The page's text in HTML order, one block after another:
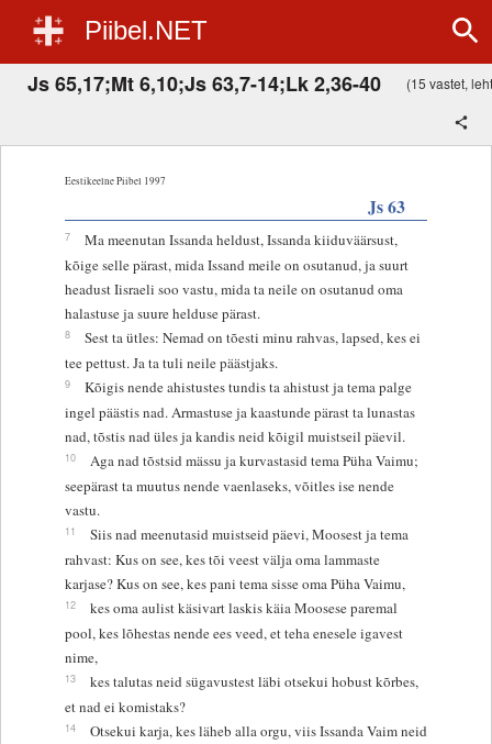
Piibel.NET
Js 65,17;Mt 6,10;Js 63,7-14;Lk 2,36-40 (15 vastet,
Eestikeelne Piibel 1997
Js 63
7
Ma meenutan Issanda heldust, Issanda kiiduväärsust,
kõige selle pärast, mida Issand meile on osutanud, ja suurt
headust Iisraeli soo vastu, mida ta neile on osutanud oma
halastuse ja suure helduse pärast.
8
Sest ta ütles: Nemad on tõesti minu rahvas, lapsed, kes ei
tee pettust. Ja ta tuli neile päästjaks.
9
Kõigis nende ahistustes tundis ta ahistust ja tema palge
ingel päästis nad. Armastuse ja kaastunde pärast ta lunastas
nad, tõstis nad üles ja kandis neid kõigil muistseil päevil.
10
Aga nad tõstsid mässu ja kurvastasid tema Püha Vaimu;
seepärast ta muutus nende vaenlaseks, võitles ise nende
vastu.
11
Siis nad meenutasid muistseid päevi, Moosest ja tema
rahvast: Kus on see, kes tõi veest välja oma lammaste
karjase? Kus on see, kes pani tema sisse oma Püha Vaimu,
12
kes oma aulist käsivart laskis käia Moosese paremal
pool, kes lõhestas nende ees veed, et teha enesele igavest
nime,
13
kes talutas neid sügavustest läbi otsekui hobust kõrbes,
et nad ei komistaks?
14
Otsekui karja, kes läheb alla orgu, viis Issanda Vaim neid